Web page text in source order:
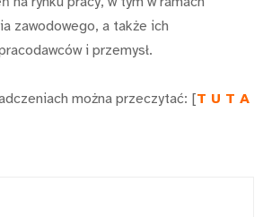
zawodowego, a także ich
i przemysł.
można przeczytać: [T U T A